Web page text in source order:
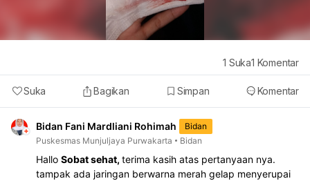
Suka Bagikan Simpan Komentar
1 Suka1 Komentar
Bidan Fani Mardliani Rohimah
Bidan
Puskesmas Munjuljaya Purwakarta
Bidan
Hallo Sobat sehat, terima kasih atas pertanyaan nya.
tampak ada jaringan berwarna merah gelap menyerupai